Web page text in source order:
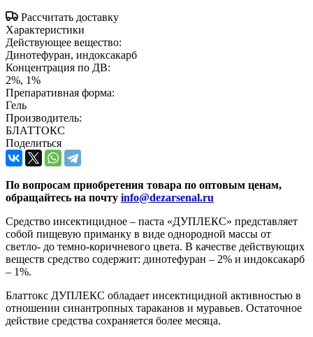
Рассчитать доставку
Характеристики
Действующее вещество:
Динотефуран, индоксакарб
Концентрация по ДВ:
2%, 1%
Препаративная форма:
Гель
Производитель:
БЛАТТОКС
Поделиться
По вопросам приобретения товара по оптовым ценам,
обращайтесь на почту info@dezarsenal.ru
Средство инсектицидное – паста «ДУПЛЕКС» представляет
собой пищевую приманку в виде однородной массы от
светло- до темно-коричневого цвета. В качестве действующих
веществ средство содержит: динотефуран – 2% и индоксакарб
– 1%.
Блаттокс ДУПЛЕКС обладает инсектицидной активностью в
отношении синантропных тараканов и муравьев. Остаточное
действие средства сохраняется более месяца.